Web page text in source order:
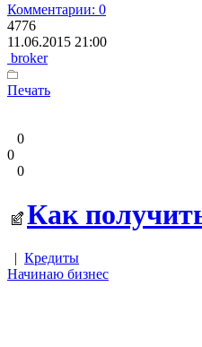
Комментарии: 0
4776
11.06.2015 21:00
broker
Печать
0
0
0
Как
| Кредиты
Начинаю бизнес